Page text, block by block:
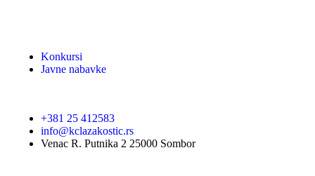
Konkursi
Javne nabavke
+381 25 412583
info@kclazakostic.rs
Venac R. Putnika 2 25000 Sombor